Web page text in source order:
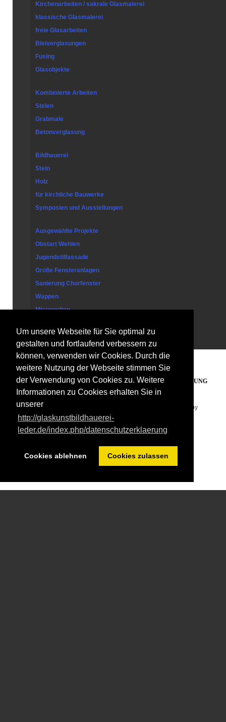
Um unsere Webseite für Sie optimal zu
gestalten und fortlaufend verbessern zu
können, verwenden wir Cookies. Durch die
weitere Nutzung der Webseite stimmen Sie
der Verwendung von Cookies zu. Weitere
Informationen zu Cookies erhalten Sie in
unserer
http://glaskunstbildhauerei-
leder.de/index.php/datenschutzerklaerung
Cookies ablehnen Cookies zulassen
Kirchenarbeiten / sakrale Glasmalerei
klassische Glasmalerei
freie Glasarbeiten
Bleiverglasungen
Fusing
Glasobjekte
Kombinierte Arbeiten
Stelen
Grabmale
Betonverglasung
Bildhauerei
Stein
Holz
für kirchliche Bauwerke
Symposien und Ausstellungen
Ausgewählte Projekte
Obstart Wehlen
Jugendstilfassade
Große Fensteranlagen
Sanierung Chorfenster
Wappen
Microwelten
Kontakt
PARTNERLINKS IMPRESSUM DATENSCHUTZERKLÄRUNG
Copyright © 2026. Glaskunst Bildhauerei Leder . Designed by
Shape5.comJoomla Templates